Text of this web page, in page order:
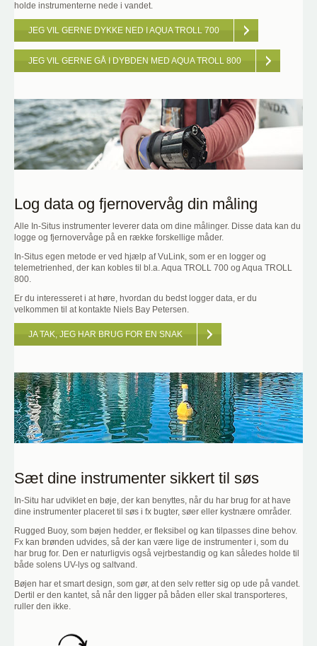
holde instrumenterne nede i vandet.
JEG VIL GERNE DYKKE NED I AQUA TROLL 700
JEG VIL GERNE GÅ I DYBDEN MED AQUA TROLL 800
Log data og fjernovervåg din måling
Alle In-Situs instrumenter leverer data om dine målinger. Disse data kan du
logge og fjernovervåge på en række forskellige måder.
In-Situs egen metode er ved hjælp af VuLink, som er en logger og
telemetrienhed, der kan kobles til bl.a. Aqua TROLL 700 og Aqua TROLL
800.
Er du interesseret i at høre, hvordan du bedst logger data, er du
velkommen til at kontakte Niels Bay Petersen.
JA TAK, JEG HAR BRUG FOR EN SNAK
Sæt dine instrumenter sikkert til søs
In-Situ har udviklet en bøje, der kan benyttes, når du har brug for at have
dine instrumenter placeret til søs i fx bugter, søer eller kystnære områder.
Rugged Buoy, som bøjen hedder, er fleksibel og kan tilpasses dine behov.
Fx kan brønden udvides, så der kan være lige de instrumenter i, som du
har brug for. Den er naturligvis også vejrbestandig og kan således holde til
både solens UV-lys og saltvand.
Bøjen har et smart design, som gør, at den selv retter sig op ude på vandet.
Dertil er den kantet, så når den ligger på båden eller skal transporteres,
ruller den ikke.